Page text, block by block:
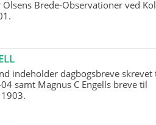
Brede-Observationer ved
indeholder dagbogsbreve skrevet
samt Magnus C Engells breve til